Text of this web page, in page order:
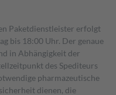
Paketdienstleister erfolgt
bis 18:00 Uhr. Der genaue
in Abhängigkeit der
des Spediteurs
pharmazeutische
dienen, die